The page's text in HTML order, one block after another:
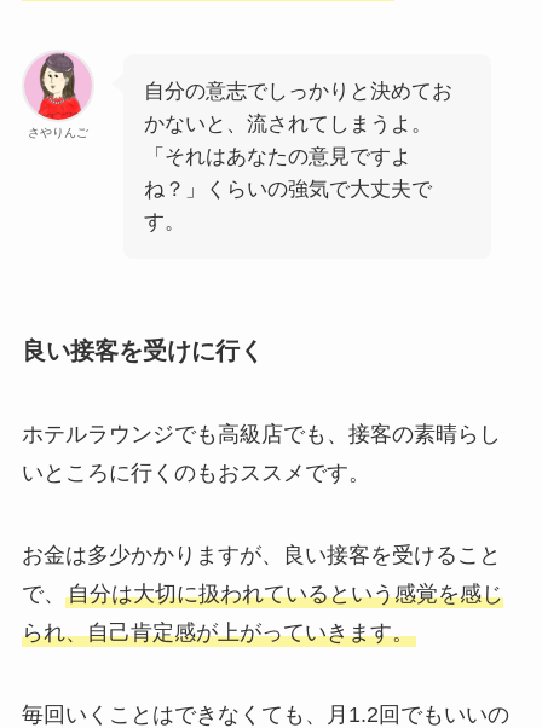
さやりんご
自分の意志でしっかりと決めてお
かないと、流されてしまうよ。
「それはあなたの意見ですよ
ね？」くらいの強気で大丈夫で
す。
良い接客を受けに行く
ホテルラウンジでも高級店でも、接客の素晴らし
いところに行くのもおススメです。
お金は多少かかりますが、良い接客を受けること
で、 自分は大切に扱われているという感覚を感じ
られ、自己肯定感が上がっていきます。
毎回いくことはできなくても、月1.2回でもいいの